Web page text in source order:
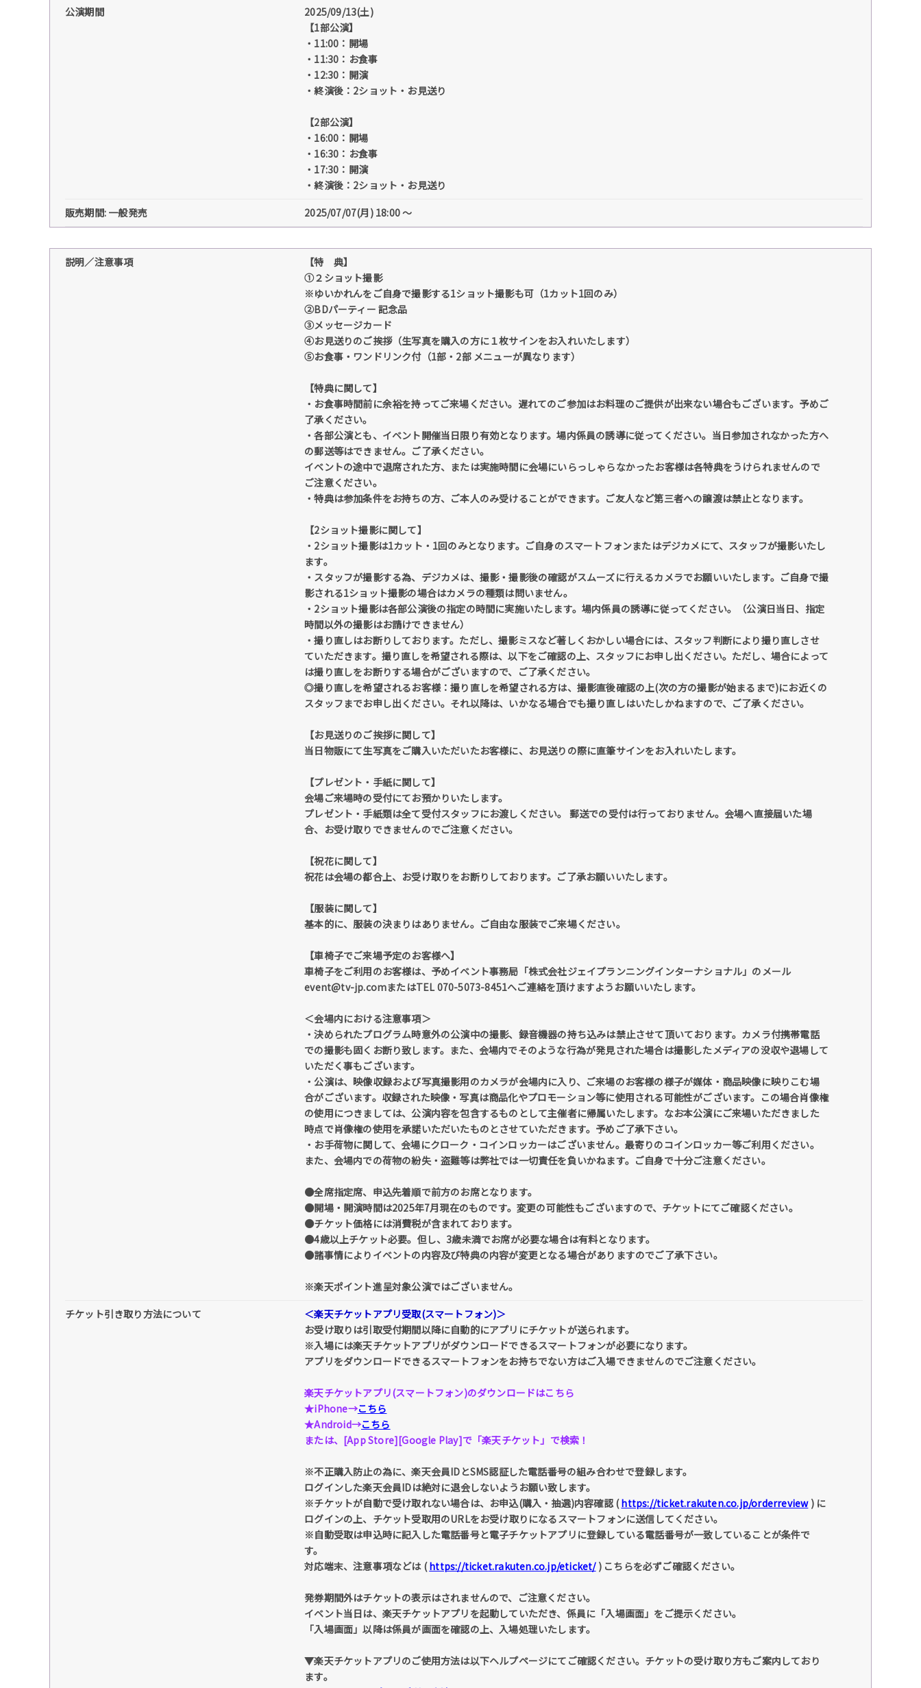
公演期間
2025/09/13(土)
【1部公演】
・11:00：開場
・11:30：お食事
・12:30：開演
・終演後：2ショット・お見送り
【2部公演】
・16:00：開場
・16:30：お食事
・17:30：開演
・終演後：2ショット・お見送り
販売期間: 一般発売
2025/07/07(月) 18:00 〜
説明／注意事項
【特 典】
①２ショット撮影
※ゆいかれんをご自身で撮影する1ショット撮影も可（1カット1回のみ）
②BDパーティー 記念品
③メッセージカード
④お見送りのご挨拶（生写真を購入の方に１枚サインをお入れいたします）
⑤お食事・ワンドリンク付（1部・2部 メニューが異なります）
【特典に関して】
・お食事時間前に余裕を持ってご来場ください。遅れてのご参加はお料理のご提供が出来ない場合もございます。予めご
了承ください。
・各部公演とも、イベント開催当日限り有効となります。場内係員の誘導に従ってください。当日参加されなかった方へ
の郵送等はできません。ご了承ください。
イベントの途中で退席された方、または実施時間に会場にいらっしゃらなかったお客様は各特典をうけられませんので
ご注意ください。
・特典は参加条件をお持ちの方、ご本人のみ受けることができます。ご友人など第三者への譲渡は禁止となります。
【2ショット撮影に関して】
・2ショット撮影は1カット・1回のみとなります。ご自身のスマートフォンまたはデジカメにて、スタッフが撮影いたし
ます。
・スタッフが撮影する為、デジカメは、撮影・撮影後の確認がスムーズに行えるカメラでお願いいたします。ご自身で撮
影される1ショット撮影の場合はカメラの種類は問いません。
・2ショット撮影は各部公演後の指定の時間に実施いたします。場内係員の誘導に従ってください。（公演日当日、指定
時間以外の撮影はお請けできません）
・撮り直しはお断りしております。ただし、撮影ミスなど著しくおかしい場合には、スタッフ判断により撮り直しさせ
ていただきます。撮り直しを希望される際は、以下をご確認の上、スタッフにお申し出ください。ただし、場合によって
は撮り直しをお断りする場合がございますので、ご了承ください。
◎撮り直しを希望されるお客様：撮り直しを希望される方は、撮影直後確認の上(次の方の撮影が始まるまで)にお近くの
スタッフまでお申し出ください。それ以降は、いかなる場合でも撮り直しはいたしかねますので、ご了承ください。
【お見送りのご挨拶に関して】
当日物販にて生写真をご購入いただいたお客様に、お見送りの際に直筆サインをお入れいたします。
【プレゼント・手紙に関して】
会場ご来場時の受付にてお預かりいたします。
プレゼント・手紙類は全て受付スタッフにお渡しください。 郵送での受付は行っておりません。会場へ直接届いた場
合、お受け取りできませんのでご注意ください。
【祝花に関して】
祝花は会場の都合上、お受け取りをお断りしております。ご了承お願いいたします。
【服装に関して】
基本的に、服装の決まりはありません。ご自由な服装でご来場ください。
【車椅子でご来場予定のお客様へ】
車椅子をご利用のお客様は、予めイベント事務局「株式会社ジェイプランニングインターナショナル」のメール
event@tv-jp.comまたはTEL 070-5073-8451へご連絡を頂けますようお願いいたします。
＜会場内における注意事項＞
・決められたプログラム時意外の公演中の撮影、録音機器の持ち込みは禁止させて頂いております。カメラ付携帯電話
での撮影も固くお断り致します。また、会場内でそのような行為が発見された場合は撮影したメディアの没収や退場して
いただく事もございます。
・公演は、映像収録および写真撮影用のカメラが会場内に入り、ご来場のお客様の様子が媒体・商品映像に映りこむ場
合がございます。収録された映像・写真は商品化やプロモーション等に使用される可能性がございます。この場合肖像権
の使用につきましては、公演内容を包含するものとして主催者に帰属いたします。なお本公演にご来場いただきました
時点で肖像権の使用を承諾いただいたものとさせていただきます。予めご了承下さい。
・お手荷物に関して、会場にクローク・コインロッカーはございません。最寄りのコインロッカー等ご利用ください。
また、会場内での荷物の紛失・盗難等は弊社では一切責任を負いかねます。ご自身で十分ご注意ください。
●全席指定席、申込先着順で前方のお席となります。
●開場・開演時間は2025年7月現在のものです。変更の可能性もございますので、チケットにてご確認ください。
●チケット価格には消費税が含まれております。
●4歳以上チケット必要。但し、3歳未満でお席が必要な場合は有料となります。
●諸事情によりイベントの内容及び特典の内容が変更となる場合がありますのでご了承下さい。
※楽天ポイント進呈対象公演ではございません。
チケット引き取り方法について
＜楽天チケットアプリ受取(スマートフォン)＞
お受け取りは引取受付期間以降に自動的にアプリにチケットが送られます。
※入場には楽天チケットアプリがダウンロードできるスマートフォンが必要になります。
アプリをダウンロードできるスマートフォンをお持ちでない方はご入場できませんのでご注意ください。
楽天チケットアプリ(スマートフォン)のダウンロードはこちら
★iPhone→こちら
★Android→こちら
または、[App Store][Google Play]で「楽天チケット」で検索！
※不正購入防止の為に、楽天会員IDとSMS認証した電話番号の組み合わせで登録します。
ログインした楽天会員IDは絶対に退会しないようお願い致します。
※チケットが自動で受け取れない場合は、お申込(購入・抽選)内容確認 (https://ticket.rakuten.co.jp/orderreview) に
ログインの上、チケット受取用のURLをお受け取りになるスマートフォンに送信してください。
※自動受取は申込時に記入した電話番号と電子チケットアプリに登録している電話番号が一致していることが条件で
す。
対応端末、注意事項などは (https://ticket.rakuten.co.jp/eticket/) こちらを必ずご確認ください。
発券期間外はチケットの表示はされませんので、ご注意ください。
イベント当日は、楽天チケットアプリを起動していただき、係員に「入場画面」をご提示ください。
「入場画面」以降は係員が画面を確認の上、入場処理いたします。
▼楽天チケットアプリのご使用方法は以下ヘルプページにてご確認ください。チケットの受け取り方もご案内しており
ます。